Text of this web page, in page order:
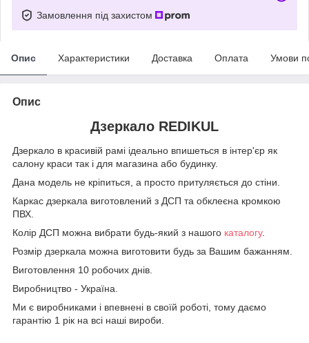
Замовлення під захистом
Опис Характеристики Доставка Оплата Умови
Опис
Дзеркало REDIKUL
Дзеркало в красивій рамі ідеально впишеться в інтер'єр як
салону краси так і для магазина або будинку.
Дана модель не кріпиться, а просто притуляється до стіни.
Каркас дзеркала виготовлений з ДСП та обклеєна кромкою
ПВХ.
Колір ДСП можна вибрати будь-який з нашого каталогу.
Розмір дзеркала можна виготовити будь за Вашим бажанням.
Виготовлення 10 робочих днів.
Виробництво - Україна.
Ми є виробниками і впевнені в своїй роботі, тому даємо
гарантію 1 рік на всі наші вироби.